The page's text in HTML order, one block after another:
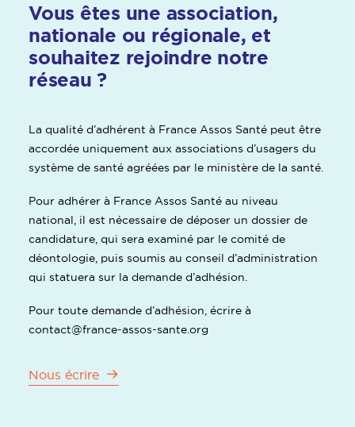
Vous êtes une association,
nationale ou régionale, et
souhaitez rejoindre notre
réseau ?
La qualité d’adhérent à France Assos Santé peut être
accordée uniquement aux associations d’usagers du
système de santé agréées par le ministère de la santé.
Pour adhérer à France Assos Santé au niveau
national, il est nécessaire de déposer un dossier de
candidature, qui sera examiné par le comité de
déontologie, puis soumis au conseil d’administration
qui statuera sur la demande d’adhésion.
Pour toute demande d’adhésion, écrire à
contact@france-assos-sante.org
Nous écrire